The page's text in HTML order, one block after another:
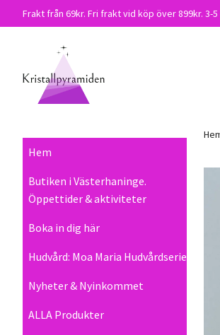
Frakt från 69kr. Fri frakt vid köp över 899kr.
Hem
Butiken i Västerhaninge.
Öppettider & aktiviteter
Boka in dig här
Hudvård: Moa Maria Hudvårdserie
Nyheter & Nyinkommet
ALLA Produkter